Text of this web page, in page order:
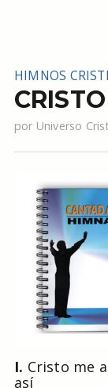
HIMNOS
por Universo
I. Cristo me
así